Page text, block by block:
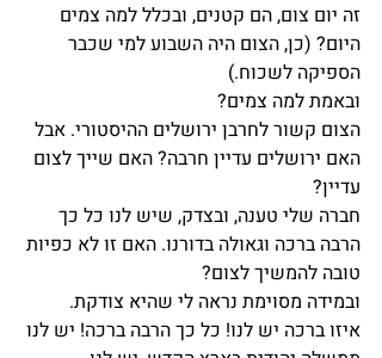
זה יום צום, הם קטנים, ובכלל למה צמים
היום? (כן, הצום היה השבוע למי שכבר
הספיקה לשכוח.)
ובאמת למה צמים?
הצום קשור לחרבן ירושלים ההיסטורי. אבל
האם ירושלים עדיין חרבה? האם שייך לצום
עדיין?
חברה שלי טענה, ובצדק, שיש לנו כל כך
הרבה ברכה וגאולה בדורנו. האם זו לא כפיות
טובה להמשיך לצום?
ובמידה מסוימת נראה לי שהיא צודקת.
איזו ברכה יש לנו! כל כך הרבה ברכה! יש לנו